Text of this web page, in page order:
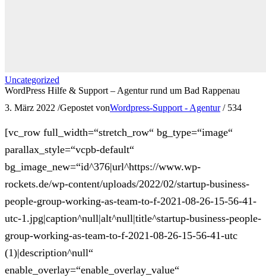
Uncategorized
WordPress Hilfe & Support – Agentur rund um Bad Rappenau
3. März 2022 /Gepostet vonWordpress-Support - Agentur / 534
[vc_row full_width=“stretch_row“ bg_type=“image“
parallax_style=“vcpb-default“
bg_image_new=“id^376|url^https://www.wp-
rockets.de/wp-content/uploads/2022/02/startup-business-
people-group-working-as-team-to-f-2021-08-26-15-56-41-
utc-1.jpg|caption^null|alt^null|title^startup-business-people-
group-working-as-team-to-f-2021-08-26-15-56-41-utc
(1)|description^null“
enable_overlay=“enable_overlay_value“